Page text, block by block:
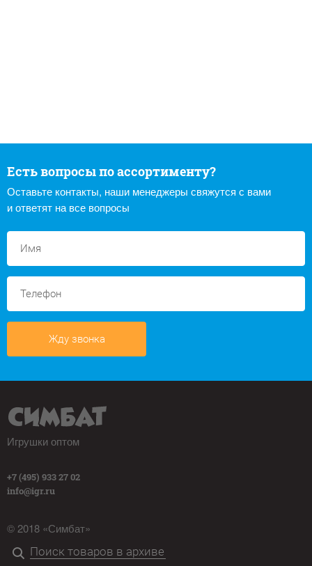
Есть вопросы по ассортименту?
Оставьте контакты, наши менеджеры свяжутся с вами
и ответят на все вопросы
Жду звонка
Игрушки оптом
+7 (495) 933 27 02
info@igr.ru
© 2018 «Симбат»